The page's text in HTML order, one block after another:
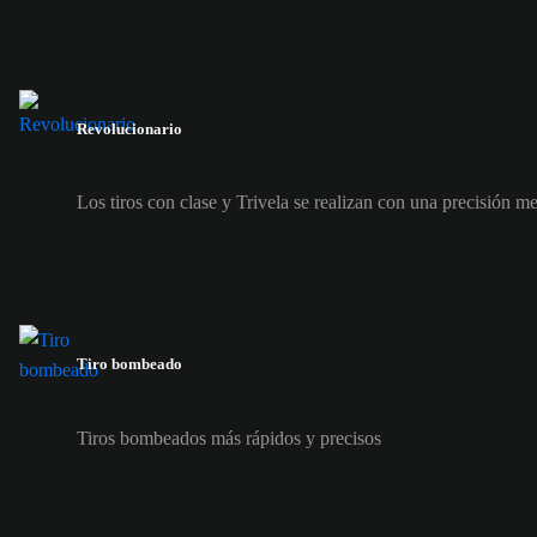
Revolucionario
Los tiros con clase y Trivela se realizan con una precisión
Tiro bombeado
Tiros bombeados más rápidos y precisos